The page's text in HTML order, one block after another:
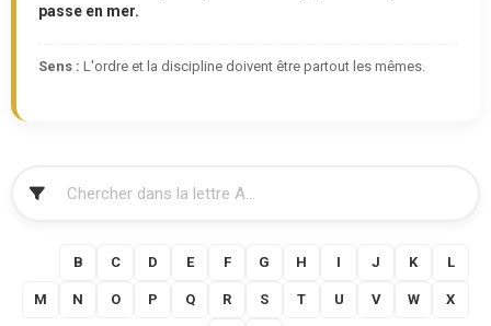
passe en mer.
Sens : L'ordre et la discipline doivent être partout les mêmes.
B C D E F G H I J K L
M N O P Q R S T U V W X